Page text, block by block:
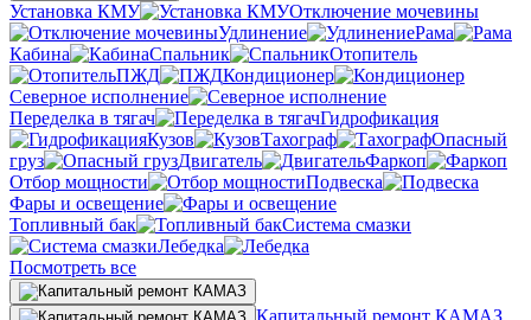
Установка КМУ
Отключение мочевины
Удлинение
Рама
Кабина
Спальник
Отопитель
ПЖД
Кондиционер
Северное исполнение
Переделка в тягач
Гидрофикация
Кузов
Тахограф
Опасный
груз
Двигатель
Фаркоп
Отбор мощности
Подвеска
Фары и освещение
Топливный бак
Система смазки
Лебедка
Посмотреть все
Капитальный ремонт КАМАЗ